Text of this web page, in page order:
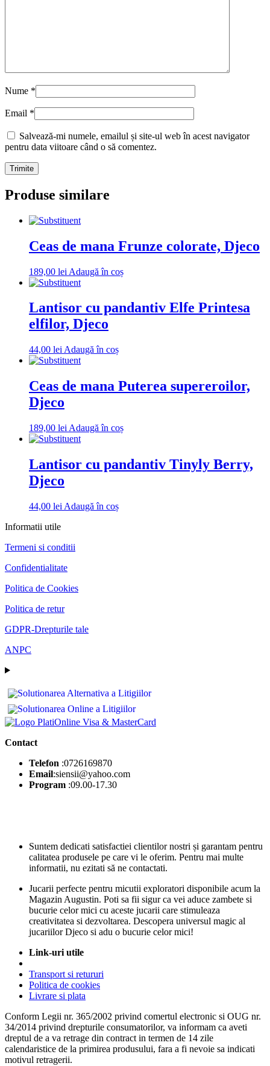
Nume *
Email *
Salvează-mi numele, emailul și site-ul web în acest navigator
pentru data viitoare când o să comentez.
Produse similare
Ceas de mana Frunze colorate, Djeco
189,00 lei Adaugă în coș
Lantisor cu pandantiv Elfe Printesa
elfilor, Djeco
44,00 lei Adaugă în coș
Ceas de mana Puterea supereroilor,
Djeco
189,00 lei Adaugă în coș
Lantisor cu pandantiv Tinyly Berry,
Djeco
44,00 lei Adaugă în coș
Informatii utile
Termeni si conditii
Confidentialitate
Politica de Cookies
Politica de retur
GDPR-Drepturile tale
ANPC
Contact
Telefon :0726169870
Email:siensii@yahoo.com
Program :09.00-17.30
Suntem dedicati satisfactiei clientilor nostri și garantam pentru
calitatea produsele pe care vi le oferim. Pentru mai multe
informatii, nu ezitati să ne contactati.
Jucarii perfecte pentru micutii exploratori disponibile acum la
Magazin Augustin. Poti sa fii sigur ca vei aduce zambete si
bucurie celor mici cu aceste jucarii care stimuleaza
creativitatea si dezvoltarea. Descopera universul magic al
jucariilor Djeco si adu o bucurie celor mici!
Link-uri utile
Transport si retururi
Politica de cookies
Livrare si plata
Conform Legii nr. 365/2002 privind comertul electronic si OUG nr.
34/2014 privind drepturile consumatorilor, va informam ca aveti
dreptul de a va retrage din contract in termen de 14 zile
calendaristice de la primirea produsului, fara a fi nevoie sa indicati
motivul retragerii.